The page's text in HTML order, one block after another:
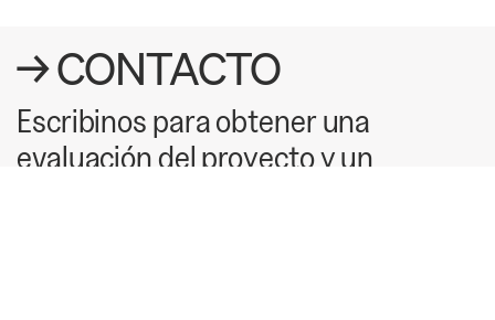
→ CONTACTO
Escribinos para obtener una
evaluación del proyecto y un